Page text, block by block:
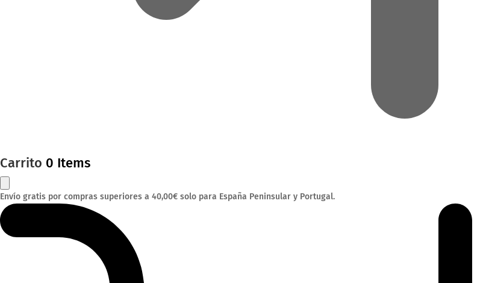
Carrito 0 Items
Envío gratis por compras superiores a 40,00€ solo para España Peninsular y Portugal.